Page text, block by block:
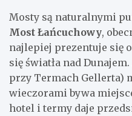
Mosty są naturalnymi
Most Łańcuchowy,
najlepiej prezentuje się
się światła nad Dunajem.
przy Termach Gellerta)
wieczorami bywa
hotel i termy daje